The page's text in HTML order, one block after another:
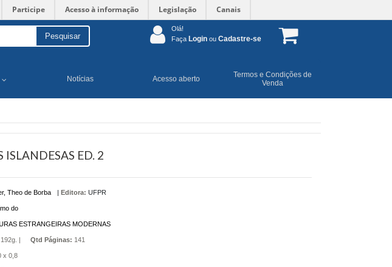
Participe Acesso à informação Legislação Canais
Pesquisar
Olá!
Faça Login ou Cadastre-se
Notícias Acesso aberto
Termos e Condições de
Venda
ISLANDESAS ED. 2
Theo de Borba
do
| Editora: UFPR
ESTRANGEIRAS MODERNAS
192g. | Qtd Páginas: 141
x 0,8